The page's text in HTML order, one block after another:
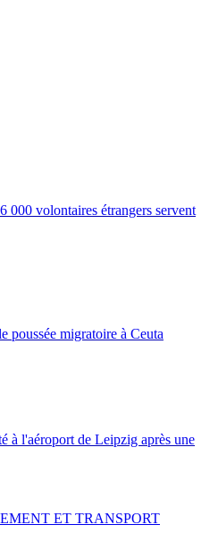
000 volontaires étrangers servent
poussée migratoire à Ceuta
à l'aéroport de Leipzig après une
ET TRANSPORT